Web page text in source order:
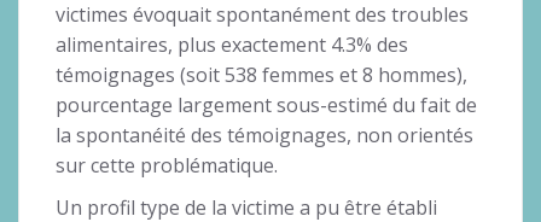
victimes évoquait spontanément des troubles
alimentaires, plus exactement 4.3% des
témoignages (soit 538 femmes et 8 hommes),
pourcentage largement sous-estimé du fait de
la spontanéité des témoignages, non orientés
sur cette problématique.
Un profil type de la victime a pu être établi